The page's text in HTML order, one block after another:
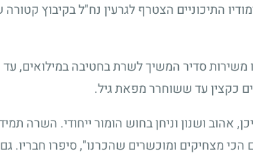
התיכוניים הצטרף לגרעין נח"ל בקיבוץ
סדיר המשיך לשרת בחטיבה במילואים,
כקצין עד ששוחרר מפאת גיל.
אהוב ושנון וניחן בחוש הומור ייחודי. השרה
מצחיקים ומוכשרים שהכרנו", סיפרו